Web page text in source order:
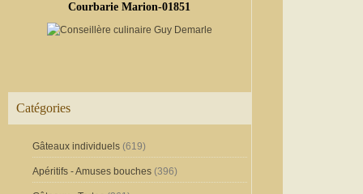
Courbarie Marion-01851
Catégories
Gâteaux individuels (619)
Apéritifs - Amuses bouches (396)